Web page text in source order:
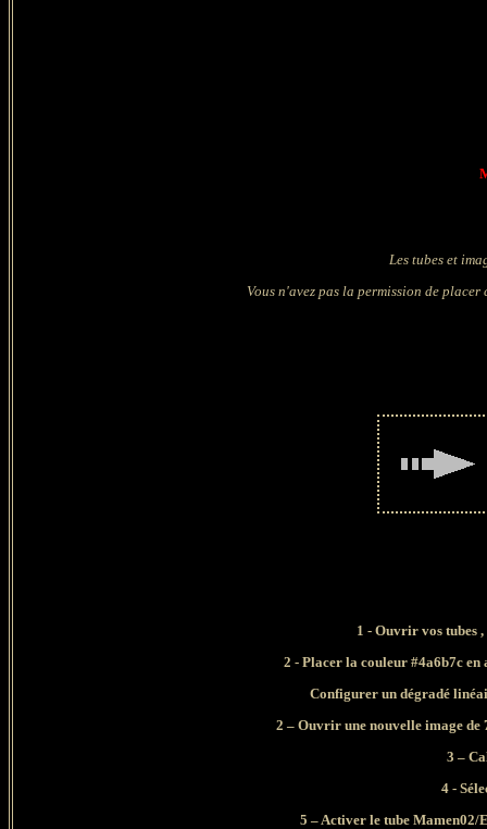
Les tubes et
Vous n'avez pas la permission de
1 - Ouvrir vos tubes
2 - Placer la couleur #4a6b7c
Configurer un dégradé
2 – Ouvrir une nouvelle image de
3 –
4 -
5 – Activer le tube